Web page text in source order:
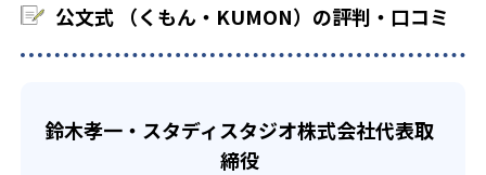
でも週2回受講できる。そのため、部活や他の習い事で忙し
らのオンライン受講と通室を組み合わせることも可能だ。
部活や習い事と両立したい生徒向け
KUMONでは、一人ひとりの学習状況やスケジュールに合わ
宿題の量や進め方に関しては、いつでも気軽に相談可能
だ。
公文式 （くもん・KUMON）の評判・口コミ
鈴木孝一・スタディスタジオ株式会社代表取
締役